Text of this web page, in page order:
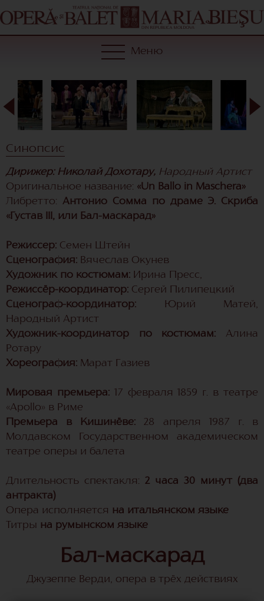
Меню
Синопсис
Дирижер: Николай Дохотару, Народный Артист
Оригинальное название: «Un Ballo in Maschera»
Либретто: Антонио Сомма по драме Э. Скриба
«Густав III, или Бал-маскарад»
Режиссер: Семен Штейн
Сценография: Вячеслав Окунев
Художник по костюмам: Ирина Пресс,
Режиссёр-координатор: Сергей Пилипецкий
Сценограф-координатор: Юрий Матей,
Народный Артист
Художник-координатор по костюмам: Алина
Ротару
Хореография: Марат Газиев
Мировая премьера:
17 февраля 1859 г. в театре
«Apollo» в Риме
Премьера в Кишинёве:28 апреля 1987 г. в
Молдавском Государственном академическом
театре оперы и балета
Длительность спектакля: 2 часа 30 минут (два
антракта)
Опера исполняется на итальянском языке
Титры на румынском языке
Бал-маскарад
Джузеппе Верди, опера в трёх действиях